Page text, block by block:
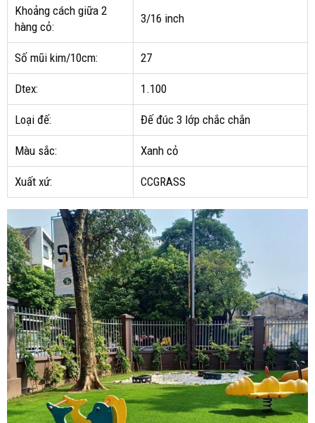
Khoảng cách giữa 2
hàng cỏ:
3/16 inch
Số mũi kim/10cm: 27
Dtex: 1.100
Loại đế: Đế đúc 3 lớp chắc chắn
Màu sắc: Xanh cỏ
Xuất xứ: CCGRASS